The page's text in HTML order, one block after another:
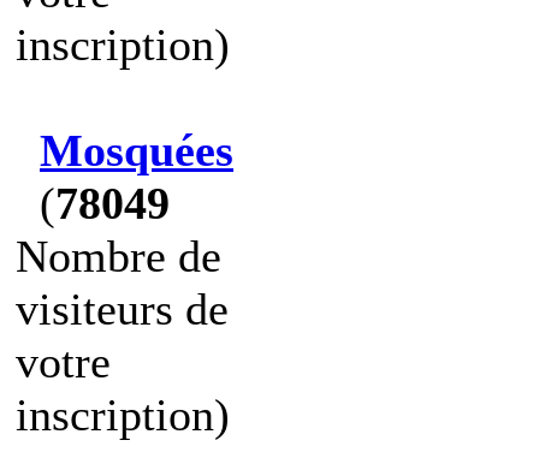
inscription)
Mosquées
(78049
Nombre de
visiteurs de
votre
inscription)